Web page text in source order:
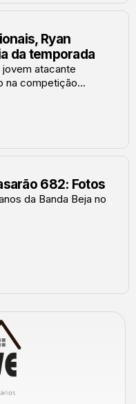
Ryan
da temporada
atacante
na competição...
682: Fotos
da Banda Beja no